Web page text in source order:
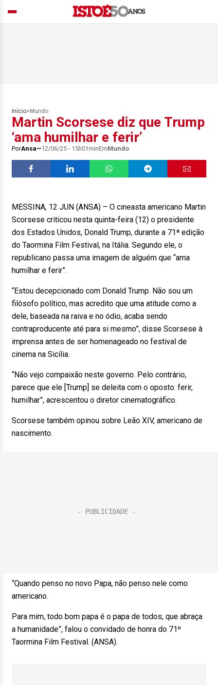
Início> Mundo
Martin Scorsese diz que Trump
‘ama humilhar e ferir’
PorAnsa 12/06/25 - 15h01minEmMundo
MESSINA, 12 JUN (ANSA) – O cineasta americano Martin
Scorsese criticou nesta quinta-feira (12) o presidente
dos Estados Unidos, Donald Trump, durante a 71ª edição
do Taormina Film Festival, na Itália. Segundo ele, o
republicano passa uma imagem de alguém que “ama
humilhar e ferir”.
“Estou decepcionado com Donald Trump. Não sou um
filósofo político, mas acredito que uma atitude como a
dele, baseada na raiva e no ódio, acaba sendo
contraproducente até para si mesmo”, disse Scorsese à
imprensa antes de ser homenageado no festival de
cinema na Sicília.
“Não vejo compaixão neste governo. Pelo contrário,
parece que ele [Trump] se deleita com o oposto: ferir,
humilhar”, acrescentou o diretor cinematográfico.
Scorsese também opinou sobre Leão XIV, americano de
nascimento.
“Quando penso no novo Papa, não penso nele como
americano.
Para mim, todo bom papa é o papa de todos, que abraça
a humanidade”, falou o convidado de honra do 71º
Taormina Film Festival. (ANSA).